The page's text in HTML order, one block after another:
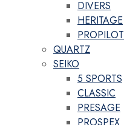
DIVERS
HERITAGE
PROPILOT
QUARTZ
SEIKO
5 SPORTS
CLASSIC
PRESAGE